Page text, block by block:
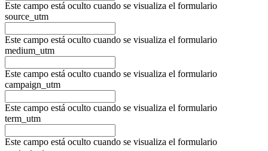
Este campo está oculto cuando se visualiza el formulario
source_utm
Este campo está oculto cuando se visualiza el formulario
medium_utm
Este campo está oculto cuando se visualiza el formulario
campaign_utm
Este campo está oculto cuando se visualiza el formulario
term_utm
Este campo está oculto cuando se visualiza el formulario